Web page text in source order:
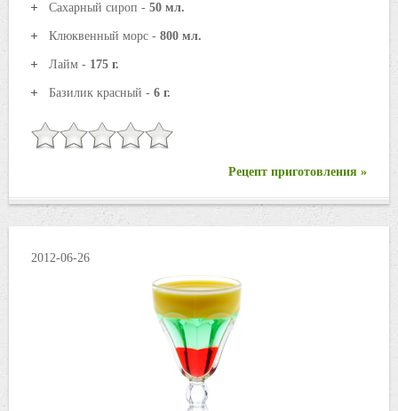
Сахарный сироп - 50 мл.
Клюквенный морс - 800 мл.
Лайм - 175 г.
Базилик красный - 6 г.
Рецепт приготовления »
2012-06-26